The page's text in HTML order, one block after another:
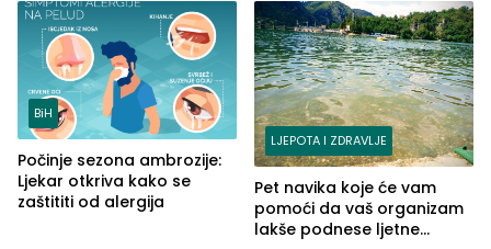
BiH
Počinje sezona ambrozije:
Ljekar otkriva kako se
zaštititi od alergija
LJEPOTA I ZDRAVLJE
Pet navika koje će vam
pomoći da vaš organizam
lakše podnese ljetne